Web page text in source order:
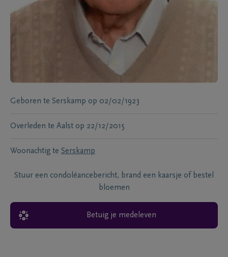
Geboren te Serskamp op 02/02/1923
Overleden te Aalst op 22/12/2015
Woonachtig te Serskamp
Stuur een condoléancebericht, brand een kaarsje of bestel
bloemen
Betuig je medeleven